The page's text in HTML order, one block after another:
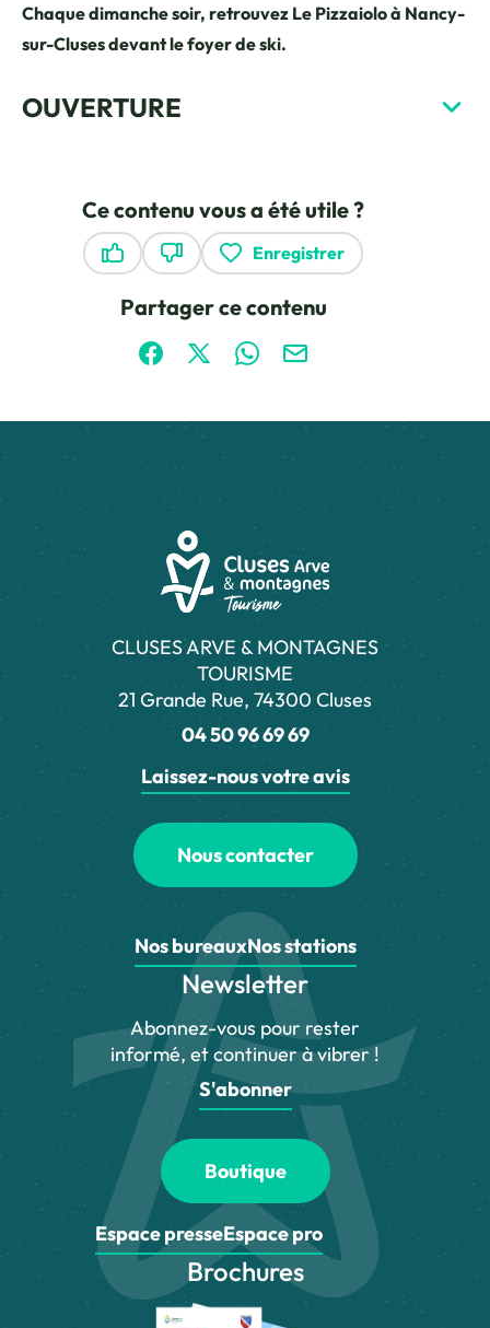
Chaque dimanche soir, retrouvez Le Pizzaiolo à Nancy-
sur-Cluses devant le foyer de ski.
OUVERTURE
Ce contenu vous a été utile ?
Enregistrer
Partager ce contenu
Partager sur Facebook (nouvelle fenêtre)
Partager sur X / Twitter (nouvelle
Partager sur WhatsApp
Partager par mail
CLUSES ARVE & MONTAGNES
TOURISME
21 Grande Rue, 74300 Cluses
04 50 96 69 69
Laissez-nous votre avis
Nous contacter
Nos bureauxNos stations
Newsletter
Abonnez-vous pour rester
informé, et continuer à vibrer !
S'abonner
Boutique
Espace presseEspace pro
Brochures